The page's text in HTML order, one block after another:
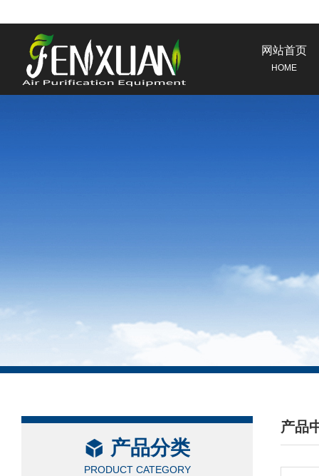
网站首页
HOME
产品分类
PRODUCT CATEGORY
产品
/